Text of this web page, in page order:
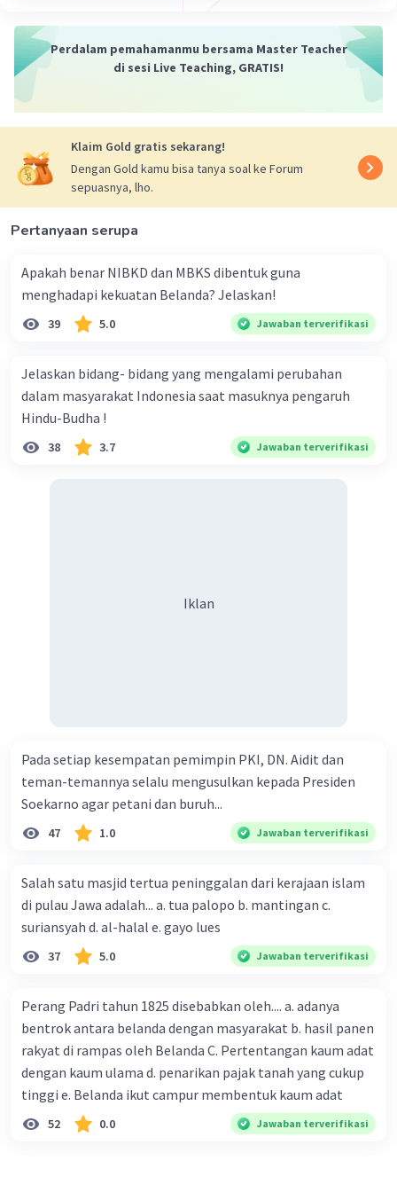
Perdalam pemahamanmu bersama Master Teacher
di sesi Live Teaching, GRATIS!
Klaim Gold gratis sekarang!
Dengan Gold kamu bisa tanya soal ke Forum
sepuasnya, lho.
Pertanyaan serupa
Apakah benar NIBKD dan MBKS dibentuk guna
menghadapi kekuatan Belanda? Jelaskan!
39 5.0 Jawaban terverifikasi
Jelaskan bidang- bidang yang mengalami perubahan
dalam masyarakat Indonesia saat masuknya pengaruh
Hindu-Budha !
38 3.7 Jawaban terverifikasi
Iklan
Pada setiap kesempatan pemimpin PKI, DN. Aidit dan
teman-temannya selalu mengusulkan kepada Presiden
Soekarno agar petani dan buruh...
47 1.0 Jawaban terverifikasi
Salah satu masjid tertua peninggalan dari kerajaan islam
di pulau Jawa adalah... a. tua palopo b. mantingan c.
suriansyah d. al-halal e. gayo lues
37 5.0 Jawaban terverifikasi
Perang Padri tahun 1825 disebabkan oleh.... a. adanya
bentrok antara belanda dengan masyarakat b. hasil panen
rakyat di rampas oleh Belanda C. Pertentangan kaum adat
dengan kaum ulama d. penarikan pajak tanah yang cukup
tinggi e. Belanda ikut campur membentuk kaum adat
52 0.0 Jawaban terverifikasi